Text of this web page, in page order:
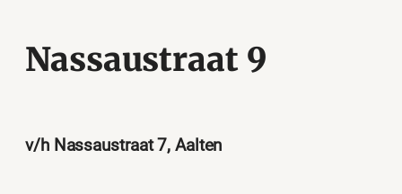
Nassaustraat 9
v/h Nassaustraat 7, Aalten